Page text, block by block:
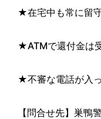
★在宅中も常に留
★ATMで還付金は
★不審な電話が入
【問合せ先】巣鴨